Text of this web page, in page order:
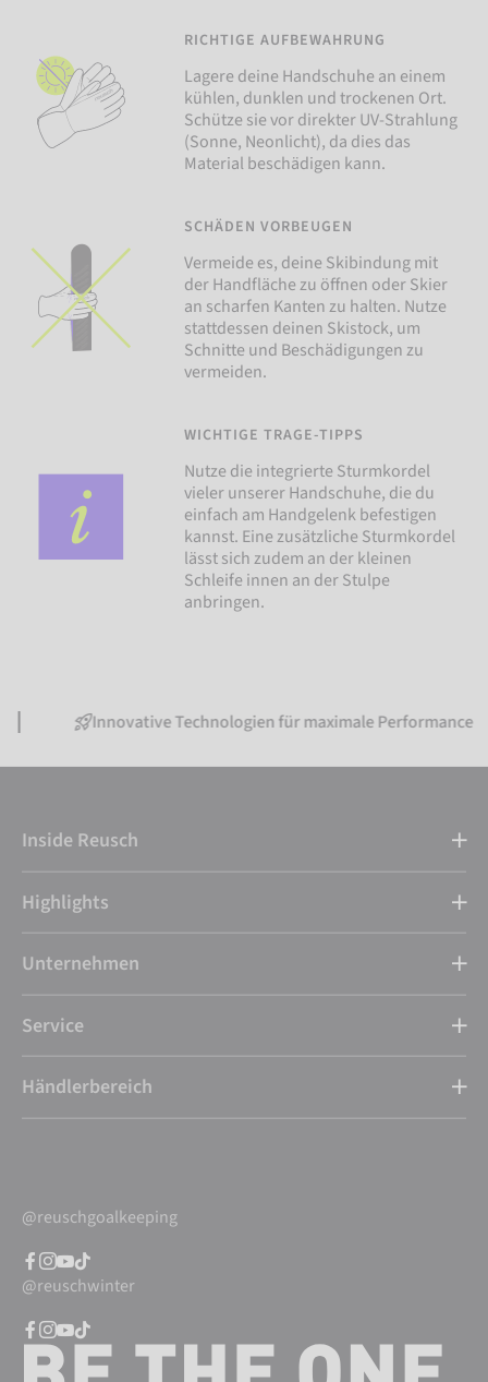
RICHTIGE AUFBEWAHRUNG
Lagere deine Handschuhe an einem
kühlen, dunklen und trockenen Ort.
Schütze sie vor direkter UV-Strahlung
(Sonne, Neonlicht), da dies das
Material beschädigen kann.
SCHÄDEN VORBEUGEN
Vermeide es, deine Skibindung mit
der Handfläche zu öffnen oder Skier
an scharfen Kanten zu halten. Nutze
stattdessen deinen Skistock, um
Schnitte und Beschädigungen zu
vermeiden.
WICHTIGE TRAGE-TIPPS
Nutze die integrierte Sturmkordel
vieler unserer Handschuhe, die du
einfach am Handgelenk befestigen
kannst. Eine zusätzliche Sturmkordel
lässt sich zudem an der kleinen
Schleife innen an der Stulpe
anbringen.
Innovative Technologien für maximale Performance
Inside Reusch
Highlights
Unternehmen
Service
Händlerbereich
@reuschgoalkeeping
@reuschwinter